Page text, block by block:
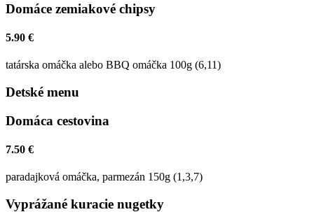
Domáce zemiakové chipsy
5.90 €
tatárska omáčka alebo BBQ omáčka 100g (6,11)
Detské menu
Domáca cestovina
7.50 €
paradajková omáčka, parmezán 150g (1,3,7)
Vyprážané kuracie nugetky